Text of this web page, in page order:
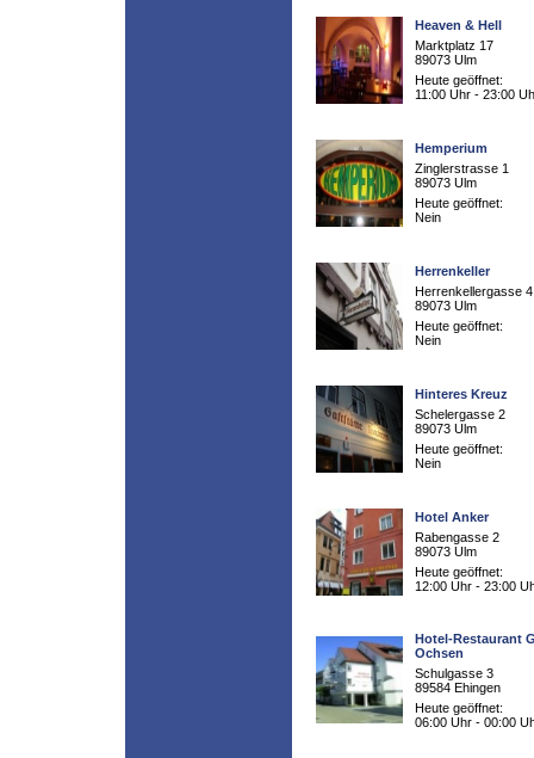
Heaven & Hell
Marktplatz 17
89073 Ulm
Heute geöffnet:
11:00 Uhr - 23:00
Hemperium
Zinglerstrasse 1
89073 Ulm
Heute geöffnet:
Nein
Herrenkeller
Herrenkellergasse 4
89073 Ulm
Heute geöffnet:
Nein
Hinteres Kreuz
Schelergasse 2
89073 Ulm
Heute geöffnet:
Nein
Hotel Anker
Rabengasse 2
89073 Ulm
Heute geöffnet:
12:00 Uhr - 23:00
Hotel-Restaurant
Ochsen
Schulgasse 3
89584 Ehingen
Heute geöffnet:
06:00 Uhr - 00:00